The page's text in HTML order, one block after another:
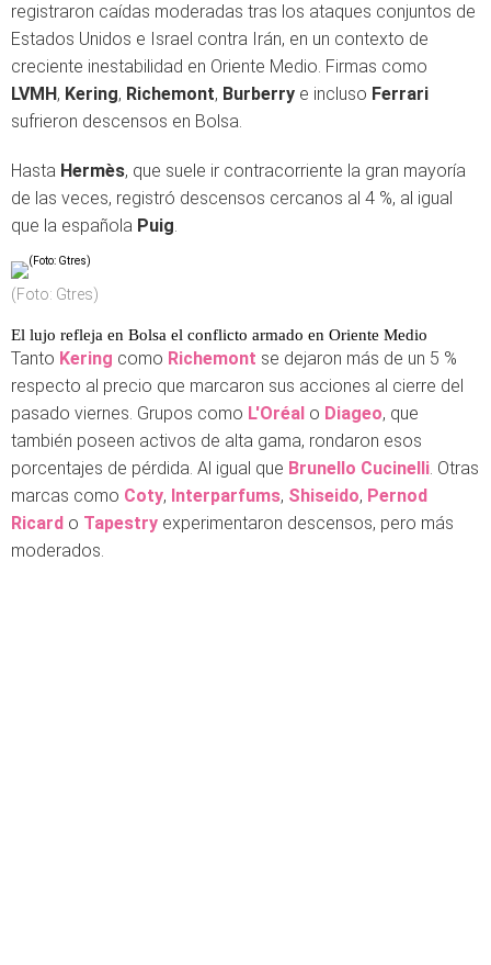
registraron caídas moderadas tras los ataques conjuntos de
Estados Unidos e Israel contra Irán, en un contexto de
creciente inestabilidad en Oriente Medio. Firmas como
LVMH, Kering, Richemont, Burberry e incluso Ferrari
sufrieron descensos en Bolsa.
Hasta Hermès, que suele ir contracorriente la gran mayoría
de las veces, registró descensos cercanos al 4 %, al igual
que la española Puig.
(Foto: Gtres)
El lujo refleja en Bolsa el conflicto armado en Oriente Medio
Tanto Kering como Richemont se dejaron más de un 5 %
respecto al precio que marcaron sus acciones al cierre del
pasado viernes. Grupos como L'Oréal o Diageo, que
también poseen activos de alta gama, rondaron esos
porcentajes de pérdida. Al igual que Brunello Cucinelli. Otras
marcas como Coty, Interparfums, Shiseido, Pernod
Ricard o Tapestry experimentaron descensos, pero más
moderados.